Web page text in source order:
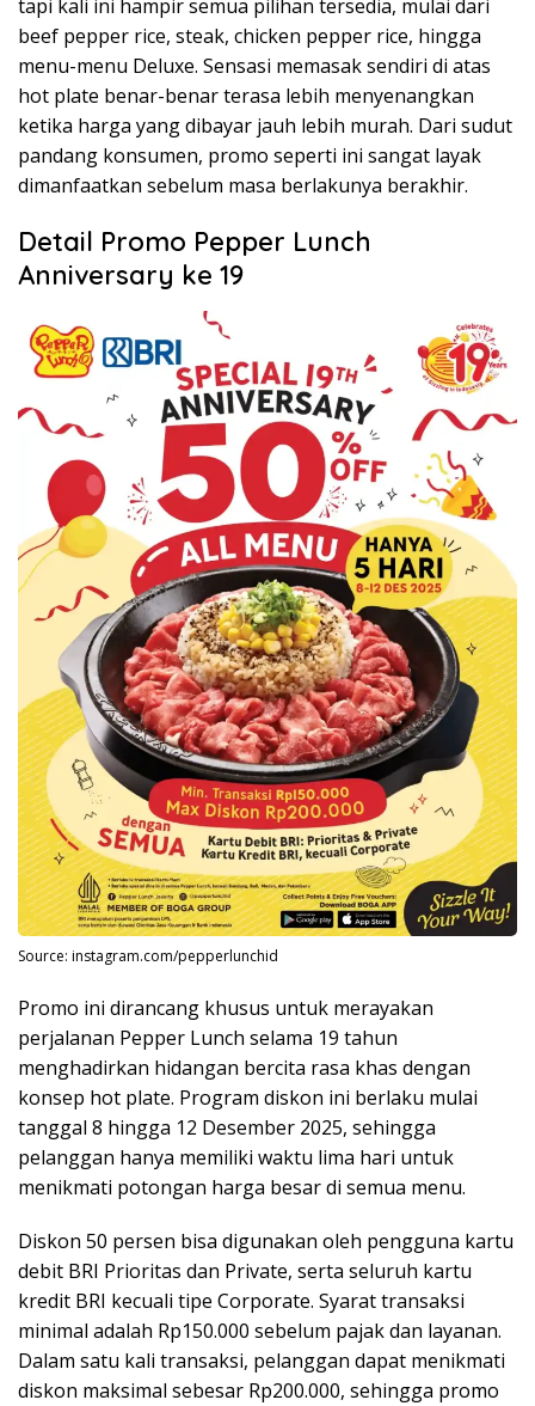
tapi kali ini hampir semua pilihan tersedia, mulai dari
beef pepper rice, steak, chicken pepper rice, hingga
menu-menu Deluxe. Sensasi memasak sendiri di atas
hot plate benar-benar terasa lebih menyenangkan
ketika harga yang dibayar jauh lebih murah. Dari sudut
pandang konsumen, promo seperti ini sangat layak
dimanfaatkan sebelum masa berlakunya berakhir.
Detail Promo Pepper Lunch
Anniversary ke 19
Source: instagram.com/pepperlunchid
Promo ini dirancang khusus untuk merayakan
perjalanan Pepper Lunch selama 19 tahun
menghadirkan hidangan bercita rasa khas dengan
konsep hot plate. Program diskon ini berlaku mulai
tanggal 8 hingga 12 Desember 2025, sehingga
pelanggan hanya memiliki waktu lima hari untuk
menikmati potongan harga besar di semua menu.
Diskon 50 persen bisa digunakan oleh pengguna kartu
debit BRI Prioritas dan Private, serta seluruh kartu
kredit BRI kecuali tipe Corporate. Syarat transaksi
minimal adalah Rp150.000 sebelum pajak dan layanan.
Dalam satu kali transaksi, pelanggan dapat menikmati
diskon maksimal sebesar Rp200.000, sehingga promo